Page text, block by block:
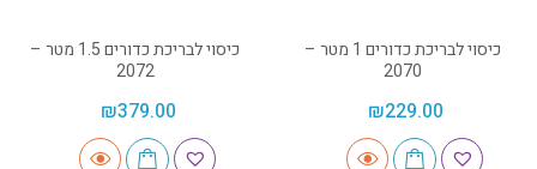
כיסוי לבריכת כדורים 1 מטר –
2070
₪229.00
כיסוי לבריכת כדורים 1.5 מטר –
2072
₪379.00